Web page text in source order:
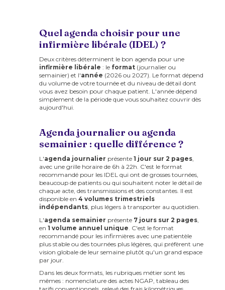
Quel agenda choisir pour une
infirmière libérale (IDEL) ?
Deux critères déterminent le bon agenda pour une
infirmière libérale : le format (journalier ou
semainier) et l'année (2026 ou 2027). Le format dépend
du volume de votre tournée et du niveau de détail dont
vous avez besoin pour chaque patient. L'année dépend
simplement de la période que vous souhaitez couvrir dès
aujourd'hui.
Agenda journalier ou agenda
semainier : quelle différence ?
L'agenda journalier présente1 jour sur 2 pages,
avec une grille horaire de 6h à 22h. C'est le format
recommandé pour les IDEL qui ont de grosses tournées,
beaucoup de patients ou qui souhaitent noter le détail de
chaque acte, des transmissions et des constantes. Il est
disponible en4 volumes trimestriels
indépendants, plus légers à transporter au quotidien.
L'agenda semainier présente 7 jours sur 2 pages
en1 volume annuel unique . C'est le format
recommandé pour les infirmières avec une patientèle
plus stable ou des tournées plus légères, qui préfèrent une
vision globale de leur semaine plutôt qu'un grand espace
par jour.
Dans les deux formats, les rubriques métier sont les
mêmes : nomenclature des actes NGAP, tableau des